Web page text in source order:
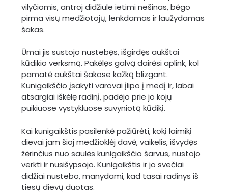
vilyčiomis, antroj didžiule ietimi nešinas, bėgo
pirma visų medžiotojų, lenkdamas ir laužydamas
šakas.
Ūmai jis sustojo nustebęs, išgirdęs aukštai
kūdikio verksmą. Pakėlęs galvą dairėsi aplink, kol
pamatė aukštai šakose kažką blizgant.
Kunigaikščio įsakyti varovai įlipo į medį ir, labai
atsargiai iškėlę radinį, padėjo prie jo kojų
puikiuose vystykluose suvyniotą kūdikį.
Kai kunigaikštis pasilenkė pažiūrėti, kokį laimikį
dievai jam šioj medžioklėj davė, vaikelis, išvydęs
žėrinčius nuo saulės kunigaikščio šarvus, nustojo
verkti ir nusišypsojo. Kunigaikštis ir jo svečiai
didžiai nustebo, manydami, kad tasai radinys iš
tiesų dievų duotas.